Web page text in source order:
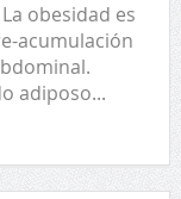
obesidad es
acumulación
adiposo...